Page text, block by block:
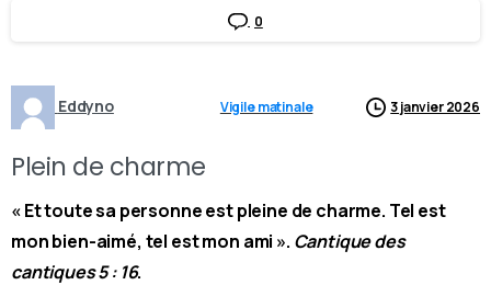
0
Eddyno Vigile matinale 3 janvier 2026
Plein de charme
« Et toute sa personne est pleine de charme. Tel est
mon bien-aimé, tel est mon ami ». Cantique des
cantiques 5 : 16.